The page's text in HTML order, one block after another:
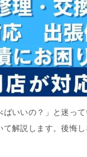
いいの？」と迷っ
解説します。後悔